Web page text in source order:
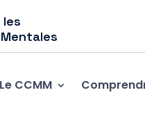
Le CCMM